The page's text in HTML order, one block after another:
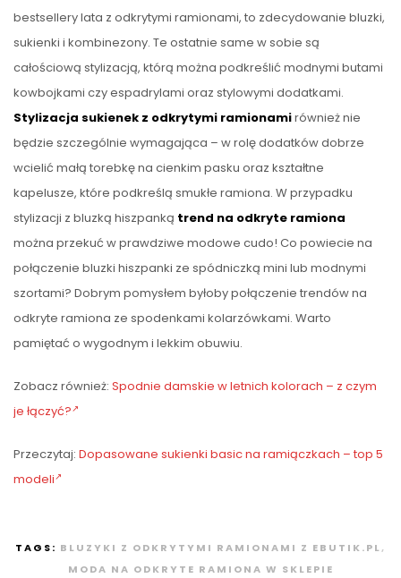
bestsellery lata z odkrytymi ramionami, to zdecydowanie bluzki,
sukienki i kombinezony. Te ostatnie same w sobie są
całościową stylizacją, którą można podkreślić modnymi butami
kowbojkami czy espadrylami oraz stylowymi dodatkami.
Stylizacja sukienek z odkrytymi ramionamirównież nie
będzie szczególnie wymagająca – w rolę dodatków dobrze
wcielić małą torebkę na cienkim pasku oraz kształtne
kapelusze, które podkreślą smukłe ramiona. W przypadku
stylizacji z bluzką hiszpanką trend na odkryte ramiona
można przekuć w prawdziwe modowe cudo! Co powiecie na
połączenie bluzki hiszpanki ze spódniczką mini lub modnymi
szortami? Dobrym pomysłem byłoby połączenie trendów na
odkryte ramiona ze spodenkami kolarzówkami. Warto
pamiętać o wygodnym i lekkim obuwiu.
Zobacz również: Spodnie damskie w letnich kolorach – z czym
je łączyć?
Przeczytaj: Dopasowane sukienki basic na ramiączkach – top 5
modeli
TAGS: BLUZYKI Z ODKRYTYMI RAMIONAMI Z EBUTIK.PL,
MODA NA ODKRYTE RAMIONA W SKLEPIE